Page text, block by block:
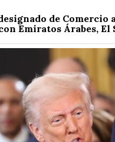
de Comercio
Emiratos Árabes, El